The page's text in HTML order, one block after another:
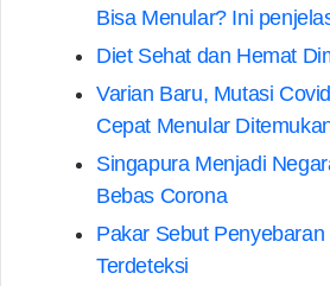
Bisa Menular? Ini
Diet Sehat dan Hemat
Varian Baru, Mutasi
Cepat Menular
Singapura Menjadi
Bebas Corona
Pakar Sebut
Terdeteksi